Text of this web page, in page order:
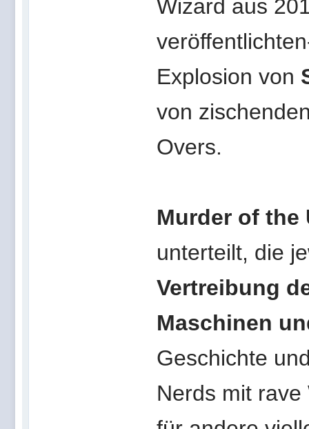
Wizard aus
Explosion von
von
Overs.
Murder of the
unterteilt, die
Vertreibung
Maschinen
Geschichte
Nerds mit